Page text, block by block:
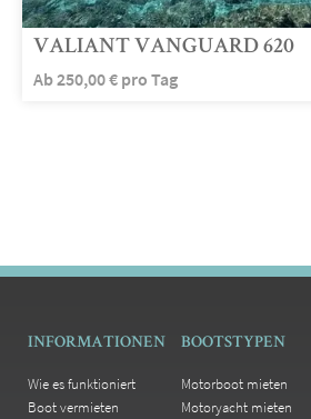
VALIANT VANGUARD 620
Ab250,00€ pro Tag
INFORMATIONEN
Wie es funktioniert
Boot vermieten
BOOTSTYPEN
Motorboot mieten
Motoryacht mieten